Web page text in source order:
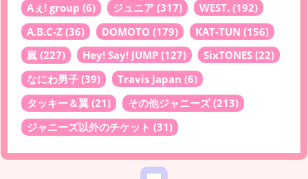
Aぇ! group (6) ジュニア (317) WEST. (192)
A.B.C-Z (36) DOMOTO (179) KAT-TUN (156)
嵐 (227) Hey! Say! JUMP (127) SixTONES (22)
なにわ男子 (39) Travis Japan (6)
タッキー＆翼 (21) その他ジャニーズ(213)
ジャニーズ以外のチケット (31)